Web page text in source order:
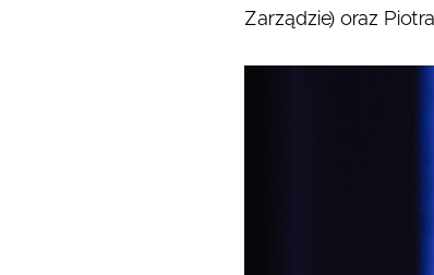
Zarządzie) oraz